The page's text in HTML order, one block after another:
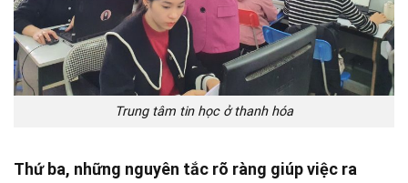
Trung tâm tin học ở thanh hóa
Thứ ba, những nguyên tắc rõ ràng giúp việc ra